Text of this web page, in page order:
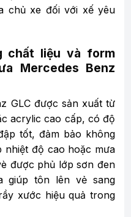
chủ xe đối với xế yêu
chất liệu và form
Mercedes Benz
GLC được sản xuất từ
acrylic cao cấp, có độ
tốt, đảm bảo không
nhiệt độ cao hoặc mưa
được phủ lớp sơn đen
giúp tôn lên vẻ sang
xước hiệu quả trong